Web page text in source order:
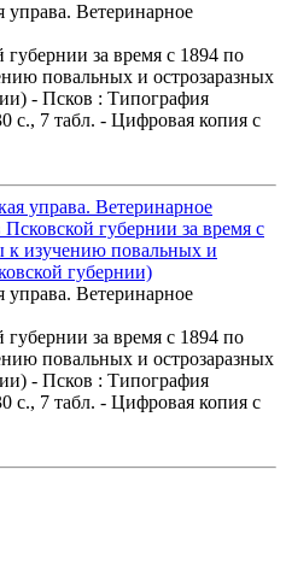
управа. Ветеринарное
за время с 1894 по
повальных и острозаразных
- Псков : Типография
с., 7 табл. - Цифровая копия с
управа. Ветеринарное
за время с 1894 по
повальных и острозаразных
- Псков : Типография
с., 7 табл. - Цифровая копия с